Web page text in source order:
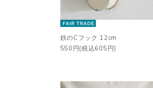
鉄のCフック 12cm
550円(税込605円)